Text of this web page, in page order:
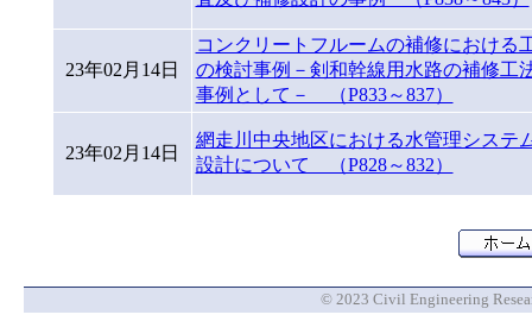
23年02月14日
コンクリートフルームの補修における
の検討事例－剣和幹線用水路の補修工
事例として－ （P833～837）
23年02月14日
網走川中央地区における水管理システ
設計について （P828～832）
© 2023 Civil Engineering